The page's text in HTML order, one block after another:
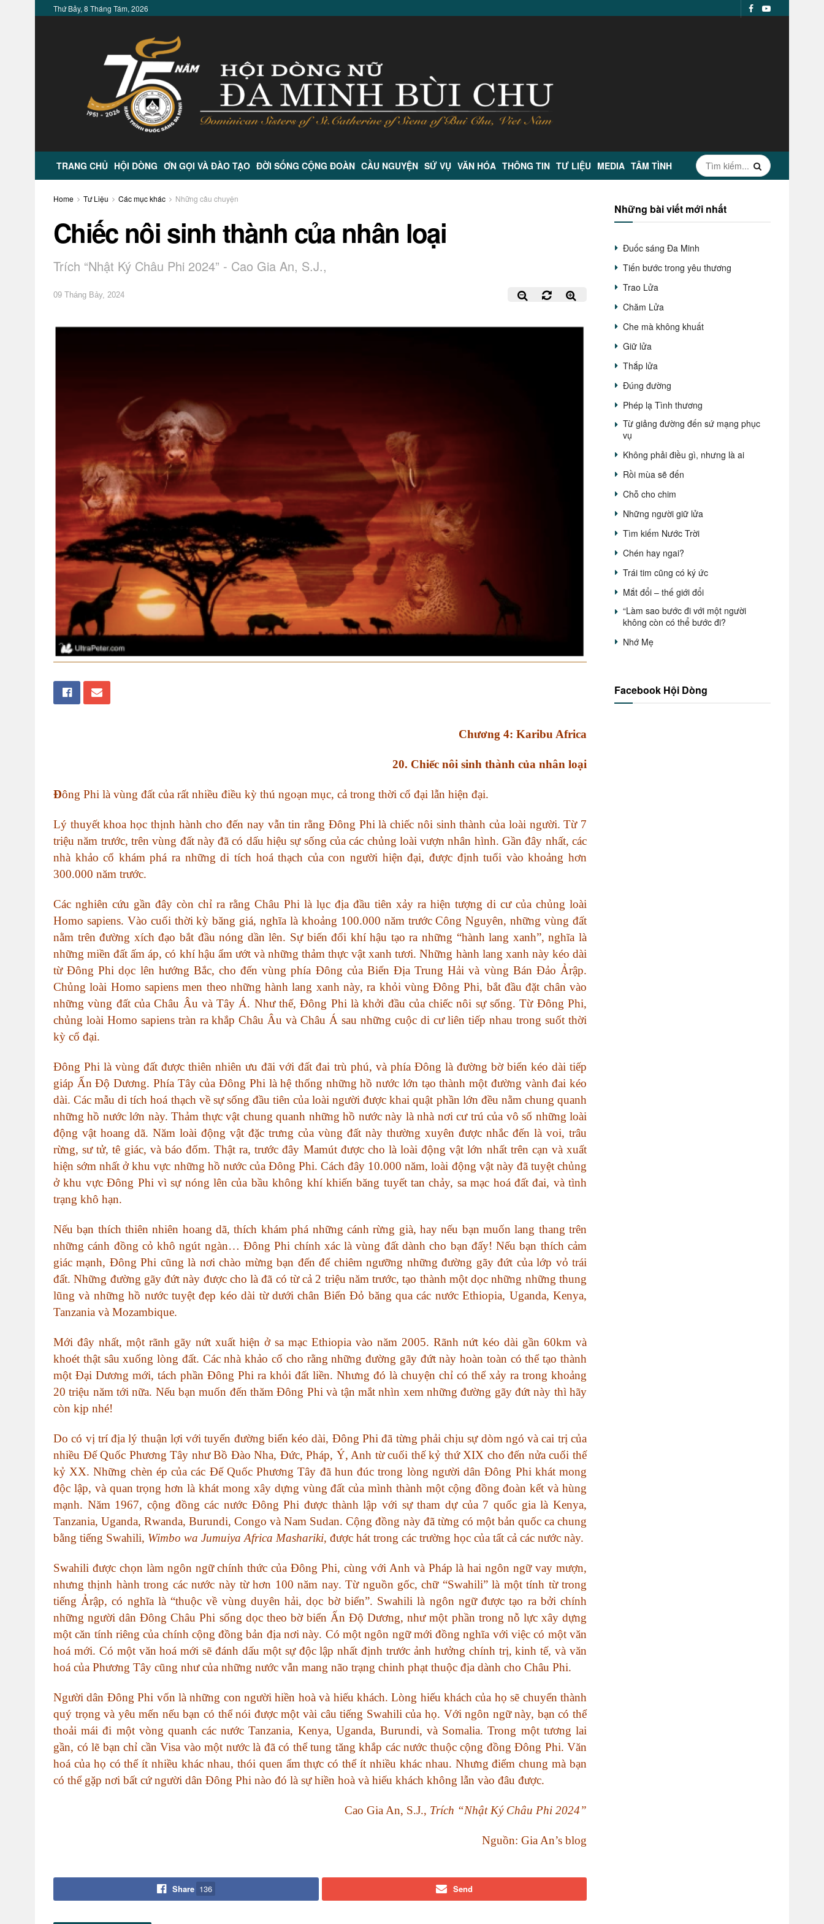
Thứ Bảy, 8 Tháng Tám, 2026
TRANG CHỦ HỘI DÒNG ƠN GỌI VÀ ĐÀO TẠO ĐỜI SỐNG CỘNG ĐOÀN CẦU NGUYỆN SỨ VỤ VĂN HÓA THÔNG TIN TƯ LIỆU MEDIA TÂM TÌNH
Home Tư Liệu Các mục khác Những câu chuyện
Chiếc nôi sinh thành của nhân loại
Trích “Nhật Ký Châu Phi 2024” - Cao Gia An, S.J.,
09 Tháng Bảy, 2024
Chương 4: Karibu Africa
20. Chiếc nôi sinh thành của nhân loại
Đông Phi là vùng đất của rất nhiều điều kỳ thú ngoạn mục, cả trong thời cổ đại lẫn hiện đại.
Lý thuyết khoa học thịnh hành cho đến nay vẫn tin rằng Đông Phi là chiếc nôi sinh thành của loài người. Từ 7
triệu năm trước, trên vùng đất này đã có dấu hiệu sự sống của các chủng loài vượn nhân hình. Gần đây nhất, các
nhà khảo cổ khám phá ra những di tích hoá thạch của con người hiện đại, được định tuổi vào khoảng hơn
300.000 năm trước.
Các nghiên cứu gần đây còn chỉ ra rằng Châu Phi là lục địa đầu tiên xảy ra hiện tượng di cư của chủng loài
Homo sapiens. Vào cuối thời kỳ băng giá, nghĩa là khoảng 100.000 năm trước Công Nguyên, những vùng đất
nằm trên đường xích đạo bắt đầu nóng dần lên. Sự biến đổi khí hậu tạo ra những “hành lang xanh”, nghĩa là
những miền đất ấm áp, có khí hậu ẩm ướt và những thảm thực vật xanh tươi. Những hành lang xanh này kéo dài
từ Đông Phi dọc lên hướng Bắc, cho đến vùng phía Đông của Biển Địa Trung Hải và vùng Bán Đảo Ảrập.
Chủng loài Homo sapiens men theo những hành lang xanh này, ra khỏi vùng Đông Phi, bắt đầu đặt chân vào
những vùng đất của Châu Âu và Tây Á. Như thế, Đông Phi là khởi đầu của chiếc nôi sự sống. Từ Đông Phi,
chủng loài Homo sapiens tràn ra khắp Châu Âu và Châu Á sau những cuộc di cư liên tiếp nhau trong suốt thời
kỳ cổ đại.
Đông Phi là vùng đất được thiên nhiên ưu đãi với đất đai trù phú, và phía Đông là đường bờ biển kéo dài tiếp
giáp Ấn Độ Dương. Phía Tây của Đông Phi là hệ thống những hồ nước lớn tạo thành một đường vành đai kéo
dài. Các mẫu di tích hoá thạch về sự sống đầu tiên của loài người được khai quật phần lớn đều nằm chung quanh
những hồ nước lớn này. Thảm thực vật chung quanh những hồ nước này là nhà nơi cư trú của vô số những loài
động vật hoang dã. Năm loài động vật đặc trưng của vùng đất này thường xuyên được nhắc đến là voi, trâu
rừng, sư tử, tê giác, và báo đốm. Thật ra, trước đây Mamút được cho là loài động vật lớn nhất trên cạn và xuất
hiện sớm nhất ở khu vực những hồ nước của Đông Phi. Cách đây 10.000 năm, loài động vật này đã tuyệt chủng
ở khu vực Đông Phi vì sự nóng lên của bầu không khí khiến băng tuyết tan chảy, sa mạc hoá đất đai, và tình
trạng khô hạn.
Nếu bạn thích thiên nhiên hoang dã, thích khám phá những cánh rừng già, hay nếu bạn muốn lang thang trên
những cánh đồng cỏ khô ngút ngàn… Đông Phi chính xác là vùng đất dành cho bạn đấy! Nếu bạn thích cảm
giác mạnh, Đông Phi cũng là nơi chào mừng bạn đến để chiêm ngưỡng những đường gãy đứt của lớp vỏ trái
đất. Những đường gãy đứt này được cho là đã có từ cả 2 triệu năm trước, tạo thành một dọc những những thung
lũng và những hồ nước tuyệt đẹp kéo dài từ dưới chân Biển Đỏ băng qua các nước Ethiopia, Uganda, Kenya,
Tanzania và Mozambique.
Mới đây nhất, một rãnh gãy nứt xuất hiện ở sa mạc Ethiopia vào năm 2005. Rãnh nứt kéo dài gần 60km và
khoét thật sâu xuống lòng đất. Các nhà khảo cổ cho rằng những đường gãy đứt này hoàn toàn có thể tạo thành
một Đại Dương mới, tách phần Đông Phi ra khỏi đất liền. Nhưng đó là chuyện chỉ có thể xảy ra trong khoảng
20 triệu năm tới nữa. Nếu bạn muốn đến thăm Đông Phi và tận mắt nhìn xem những đường gãy đứt này thì hãy
còn kịp nhé!
Do có vị trí địa lý thuận lợi với tuyến đường biển kéo dài, Đông Phi đã từng phải chịu sự dòm ngó và cai trị của
nhiều Đế Quốc Phương Tây như Bồ Đào Nha, Đức, Pháp, Ý, Anh từ cuối thế kỷ thứ XIX cho đến nửa cuối thế
kỷ XX. Những chèn ép của các Đế Quốc Phương Tây đã hun đúc trong lòng người dân Đông Phi khát mong
độc lập, và quan trọng hơn là khát mong xây dựng vùng đất của mình thành một cộng đồng đoàn kết và hùng
mạnh. Năm 1967, cộng đồng các nước Đông Phi được thành lập với sự tham dự của 7 quốc gia là Kenya,
Tanzania, Uganda, Rwanda, Burundi, Congo và Nam Sudan. Cộng đồng này đã từng có một bản quốc ca chung
bằng tiếng Swahili, Wimbo wa Jumuiya Africa Mashariki, được hát trong các trường học của tất cả các nước này.
Swahili được chọn làm ngôn ngữ chính thức của Đông Phi, cùng với Anh và Pháp là hai ngôn ngữ vay mượn,
nhưng thịnh hành trong các nước này từ hơn 100 năm nay. Từ nguồn gốc, chữ “Swahili” là một tính từ trong
tiếng Ảrập, có nghĩa là “thuộc về vùng duyên hải, dọc bờ biển”. Swahili là ngôn ngữ được tạo ra bởi chính
những người dân Đông Châu Phi sống dọc theo bờ biển Ấn Độ Dương, như một phần trong nỗ lực xây dựng
một căn tính riêng của chính cộng đồng bản địa nơi này. Có một ngôn ngữ mới đồng nghĩa với việc có một văn
hoá mới. Có một văn hoá mới sẽ đánh dấu một sự độc lập nhất định trước ảnh hưởng chính trị, kinh tế, và văn
hoá của Phương Tây cũng như của những nước vẫn mang não trạng chinh phạt thuộc địa dành cho Châu Phi.
Người dân Đông Phi vốn là những con người hiền hoà và hiếu khách. Lòng hiếu khách của họ sẽ chuyển thành
quý trọng và yêu mến nếu bạn có thể nói được một vài câu tiếng Swahili của họ. Với ngôn ngữ này, bạn có thể
thoải mái đi một vòng quanh các nước Tanzania, Kenya, Uganda, Burundi, và Somalia. Trong một tương lai
gần, có lẽ bạn chỉ cần Visa vào một nước là đã có thể tung tăng khắp các nước thuộc cộng đồng Đông Phi. Văn
hoá của họ có thể ít nhiều khác nhau, thói quen ẩm thực có thể ít nhiều khác nhau. Nhưng điểm chung mà bạn
có thể gặp nơi bất cứ người dân Đông Phi nào đó là sự hiền hoà và hiếu khách không lẫn vào đâu được.
Cao Gia An, S.J., Trích “Nhật Ký Châu Phi 2024”
Nguồn: Gia An’s blog
Share 136 Send
Những bài viết mới nhất
Đuốc sáng Đa Minh
Tiến bước trong yêu thương
Trao Lửa
Chăm Lửa
Che mà không khuất
Giữ lửa
Thắp lửa
Đúng đường
Phép lạ Tình thương
Từ giảng đường đến sứ mạng phục
vụ
Không phải điều gì, nhưng là ai
Rồi mùa sẽ đến
Chỗ cho chim
Những người giữ lửa
Tìm kiếm Nước Trời
Chén hay ngai?
Trái tim cũng có ký ức
Mắt đổi – thế giới đổi
“Làm sao bước đi với một người
không còn có thể bước đi?
Nhớ Mẹ
Facebook Hội Dòng